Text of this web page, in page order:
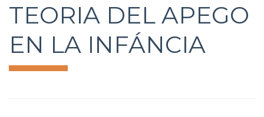
TEORIA DEL APEGO
EN LA INFÁNCIA